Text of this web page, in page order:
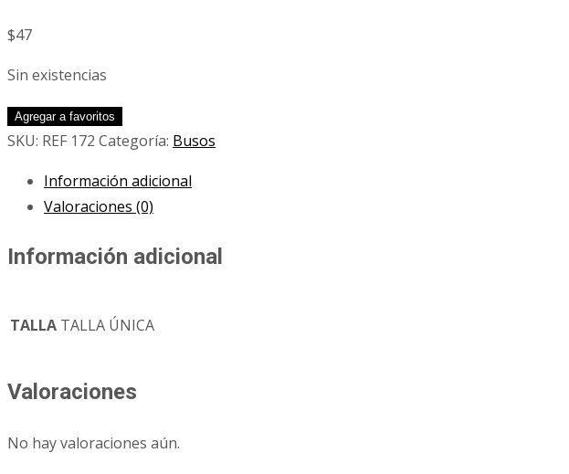
$47
Sin existencias
Agregar a favoritos
SKU: REF 172 Categoría: Busos
Información adicional
Valoraciones (0)
Información adicional
TALLA TALLA ÚNICA
Valoraciones
No hay valoraciones aún.